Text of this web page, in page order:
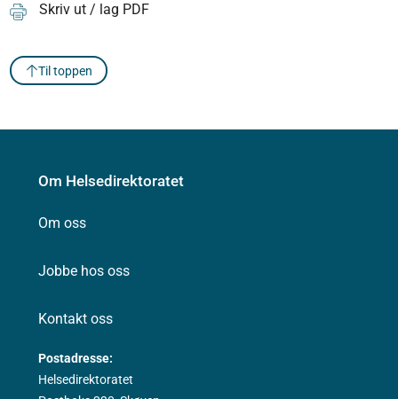
Skriv ut / lag PDF
Til toppen
Om Helsedirektoratet
Om oss
Jobbe hos oss
Kontakt oss
Postadresse:
Helsedirektoratet